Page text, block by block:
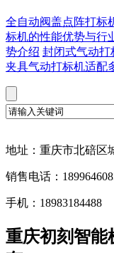
全自动阀盖点阵打标
标机的性能优势与行
势介绍 封闭式气动打
夹具气动打标机适配
地址：重庆市北碚区
销售电话：
手机：18983184488
重庆初刻智能